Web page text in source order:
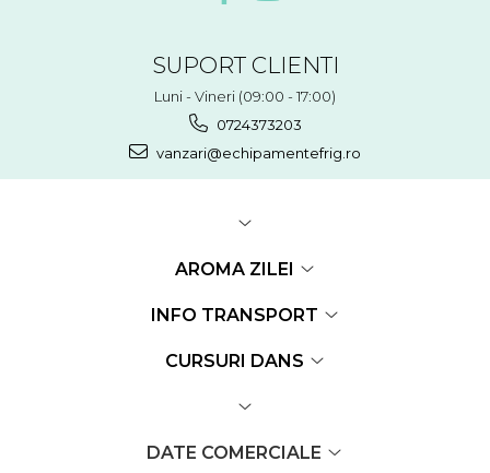
SUPORT CLIENTI
Luni - Vineri (09:00 - 17:00)
0724373203
vanzari@echipamentefrig.ro
AROMA ZILEI
INFO TRANSPORT
CURSURI DANS
DATE COMERCIALE